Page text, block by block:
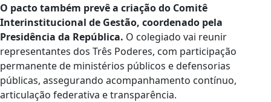
O pacto também prevê a criação do Comitê
Interinstitucional de Gestão, coordenado pela
Presidência da República. O colegiado vai reunir
representantes dos Três Poderes, com participação
permanente de ministérios públicos e defensorias
públicas, assegurando acompanhamento contínuo,
articulação federativa e transparência.